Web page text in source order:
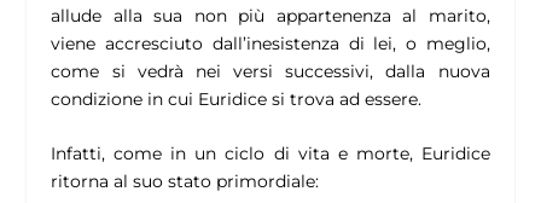
allude alla sua non più appartenenza al marito,
viene accresciuto dall’inesistenza di lei, o meglio,
come si vedrà nei versi successivi, dalla nuova
condizione in cui Euridice si trova ad essere.
Infatti, come in un ciclo di vita e morte, Euridice
ritorna al suo stato primordiale: